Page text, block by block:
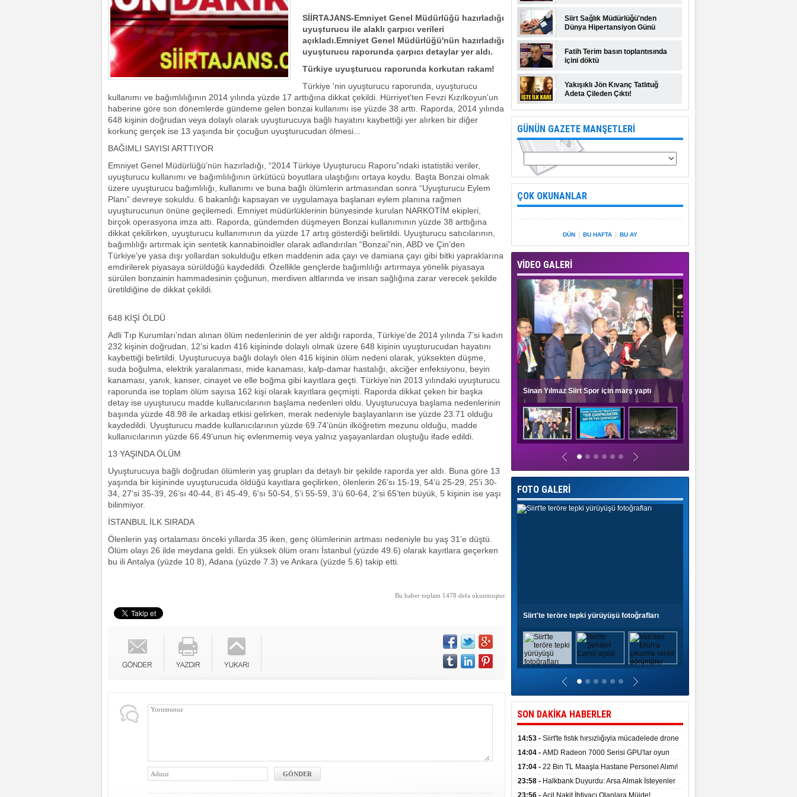
SİİRTAJANS-Emniyet Genel Müdürlüğü hazırladığı
uyuşturucu ile alaklı çarpıcı verileri
açıkladı.Emniyet Genel Müdürlüğü'nün hazırladığı
uyuşturucu raporunda çarpıcı detaylar yer aldı.
Türkiye uyuşturucu raporunda korkutan rakam!
Türkiye 'nin uyuşturucu raporunda, uyuşturucu
kullanımı ve bağımlılığının 2014 yılında yüzde 17 arttığına dikkat çekildi. Hürriyet'ten Fevzi Kızılkoyun'un
haberine göre son dönemlerde gündeme gelen bonzai kullanımı ise yüzde 38 arttı. Raporda, 2014 yılında
648 kişinin doğrudan veya dolaylı olarak uyuşturucuya bağlı hayatını kaybettiği yer alırken bir diğer
korkunç gerçek ise 13 yaşında bir çocuğun uyuşturucudan ölmesi...
BAĞIMLI SAYISI ARTTIYOR
Emniyet Genel Müdürlüğü’nün hazırladığı, “2014 Türkiye Uyuşturucu Raporu”ndaki istatistiki veriler,
uyuşturucu kullanımı ve bağımlılığının ürkütücü boyutlara ulaştığını ortaya koydu. Başta Bonzai olmak
üzere uyuşturucu bağımlılığı, kullanımı ve buna bağlı ölümlerin artmasından sonra “Uyuşturucu Eylem
Planı” devreye sokuldu. 6 bakanlığı kapsayan ve uygulamaya başlanan eylem planına rağmen
uyuşturucunun önüne geçilemedi. Emniyet müdürlüklerinin bünyesinde kurulan NARKOTİM ekipleri,
birçok operasyona imza attı. Raporda, gündemden düşmeyen Bonzai kullanımının yüzde 38 arttığına
dikkat çekilirken, uyuşturucu kullanımının da yüzde 17 artış gösterdiği belirtildi. Uyuşturucu satıcılarının,
bağımlılığı artırmak için sentetik kannabinoidler olarak adlandırılan “Bonzai”nin, ABD ve Çin’den
Türkiye’ye yasa dışı yollardan sokulduğu etken maddenin ada çayı ve damiana çayı gibi bitki yapraklarına
emdirilerek piyasaya sürüldüğü kaydedildi. Özellikle gençlerde bağımlılığı artırmaya yönelik piyasaya
sürülen bonzainin hammadesinin çoğunun, merdiven altlarında ve insan sağlığına zarar verecek şekilde
üretildiğine de dikkat çekildi.
648 KİŞİ ÖLDÜ
Adli Tıp Kurumları’ndan alınan ölüm nedenlerinin de yer aldığı raporda, Türkiye’de 2014 yılında 7’si kadın
232 kişinin doğrudan, 12’si kadın 416 kişininde dolaylı olmak üzere 648 kişinin uyuşturucudan hayatını
kaybettiği belirtildi. Uyuşturucuya bağlı dolaylı ölen 416 kişinin ölüm nedeni olarak, yüksekten düşme,
suda boğulma, elektrik yaralanması, mide kanaması, kalp-damar hastalığı, akciğer enfeksiyonu, beyin
kanaması, yanık, kanser, cinayet ve elle boğma gibi kayıtlara geçti. Türkiye’nin 2013 yılındaki uyuşturucu
raporunda ise toplam ölüm sayısa 162 kişi olarak kayıtlara geçmişti. Raporda dikkat çeken bir başka
detay ise uyuşturucu madde kullanıcılarının başlama nedenleri oldu. Uyuşturucuya başlama nedenlerinin
başında yüzde 48.98 ile arkadaş etkisi gelirken, merak nedeniyle başlayanların ise yüzde 23.71 olduğu
kaydedildi. Uyuşturucu madde kullanıcılarının yüzde 69.74’ünün ilköğretim mezunu olduğu, madde
kullanıcılarının yüzde 66.49’unun hiç evlenmemiş veya yalnız yaşayanlardan oluştuğu ifade edildi.
13 YAŞINDA ÖLÜM
Uyuşturucuya bağlı doğrudan ölümlerin yaş grupları da detaylı bir şekilde raporda yer aldı. Buna göre 13
yaşında bir kişininde uyuşturucuda öldüğü kayıtlara geçilirken, ölenlerin 26’sı 15-19, 54’ü 25-29, 25’i 30-
34, 27’si 35-39, 26’sı 40-44, 8’i 45-49, 6’sı 50-54, 5’i 55-59, 3’ü 60-64, 2’si 65’ten büyük, 5 kişinin ise yaşı
bilinmiyor.
İSTANBUL İLK SIRADA
Ölenlerin yaş ortalaması önceki yıllarda 35 iken, genç ölümlerinin artması nedeniyle bu yaş 31’e düştü.
Ölüm olayı 26 ilde meydana geldi. En yüksek ölüm oranı İstanbul (yüzde 49.6) olarak kayıtlara geçerken
bu ili Antalya (yüzde 10.8), Adana (yüzde 7.3) ve Ankara (yüzde 5.6) takip etti.
Bu haber toplam 1478 defa okunmuştur
Siirt Sağlık Müdürlüğü'nden
Dünya Hipertansiyon Günü
Fatih Terim basın toplantısında
içini döktü
Yakışıklı Jön Kıvanç Tatlıtuğ
Adeta Çileden Çıktı!
GÜNÜN GAZETE MANŞETLERİ
ÇOK OKUNANLAR
DÜN BU HAFTA BU AY
VİDEO GALERİ
Sinan Yılmaz Siirt Spor için marş yaptı
FOTO GALERİ
Siirt'te teröre tepki yürüyüşü fotoğrafları
SON DAKİKA HABERLER
14:53 - Siirt'te fıstık hırsızlığıyla mücadelede drone
kullanıldı
14:04 - AMD Radeon 7000 Serisi GPU'lar oyun
dünyasında fırtınalar estirdi
17:04 - 22 Bin TL Maaşla Hastane Personel Alımı!
KPSS Şartı, Mülakat Yok! İş Arayanlar İçin…
23:58 - Halkbank Duyurdu: Arsa Almak İsteyenler
Acele Edin!
23:56 - Acil Nakit İhtiyacı Olanlara Müjde!